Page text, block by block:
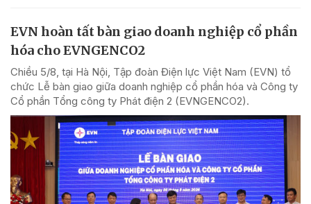
EVN hoàn tất bàn giao doanh nghiệp cổ phần
hóa cho EVNGENCO2
Chiều 5/8, tại Hà Nội, Tập đoàn Điện lực Việt Nam (EVN) tổ
chức Lễ bàn giao giữa doanh nghiệp cổ phần hóa và Công ty
Cổ phần Tổng công ty Phát điện 2 (EVNGENCO2).